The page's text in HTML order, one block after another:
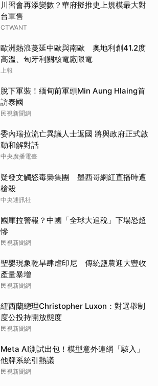
川習會再添變數？華府擬推史上規模最大對
台軍售
CTWANT
歐洲熱浪蔓延中歐與南歐 奧地利創41.2度
高溫、匈牙利關核電廠限電
上報
脫下軍裝！緬甸前軍頭Min Aung Hlaing首
訪泰國
民視新聞網
委內瑞拉流亡異議人士返國 將與政府正式啟
動和解對話
中央廣播電臺
疑發文觸怒毒梟集團 墨西哥網紅直播時遭
槍殺
中央通訊社
國庫拉警報？中國「全球大追稅」下場恐超
慘
民視新聞網
聖嬰現象乾旱肆虐印尼 傳統鹽農迎大豐收
產量暴增
民視新聞網
紐西蘭總理Christopher Luxon：對選舉制
度公投持開放態度
民視新聞網
Meta AI測試出包！模型意外連網「駭入」
他牌系統引熱議
民視新聞網